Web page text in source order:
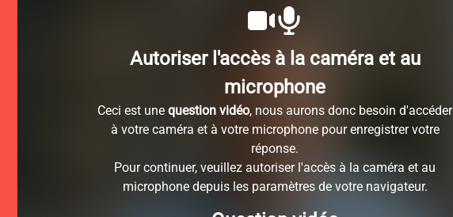
Autoriser l'accès à la caméra et au
microphone
Ceci est une question vidéo, nous aurons donc besoin d'accéder
à votre caméra et à votre microphone pour enregistrer votre
réponse.
Pour continuer, veuillez autoriser l'accès à la caméra et au
microphone depuis les paramètres de votre navigateur.